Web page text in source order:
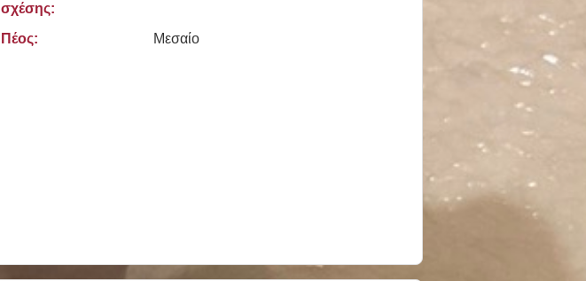
σχέσης:
Πέος: Μεσαίο